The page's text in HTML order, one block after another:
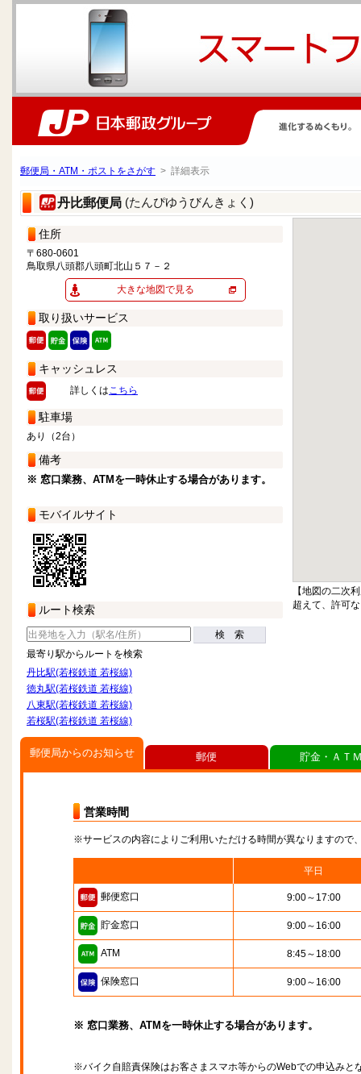
郵便局・ATM・ポストをさがす > 詳細表示
丹比郵便局 (たんぴゆうびんきょく)
住所
〒680-0601
鳥取県八頭郡八頭町北山５７－２
大きな地図で見る
取り扱いサービス
キャッシュレス
詳しくはこちら
駐車場
あり（2台）
備考
※ 窓口業務、ATMを一時休止する場合があります。
モバイルサイト
ルート検索
検 索
最寄り駅からルートを検索
丹比駅(若桜鉄道 若桜線)
徳丸駅(若桜鉄道 若桜線)
八東駅(若桜鉄道 若桜線)
若桜駅(若桜鉄道 若桜線)
【地図の二次
超えて、許可
郵便局からのお知らせ
営業時間
※サービスの内容によりご利用いただける時間が異なりますので
平日
郵便窓口 9:00～17:00
貯金窓口 9:00～16:00
ATM 8:45～18:00
保険窓口 9:00～16:00
※ 窓口業務、ATMを一時休止する場合があります。
※バイク自賠責保険はお客さまスマホ等からのWebでの申込みと
郵便 貯金・ＡＴ